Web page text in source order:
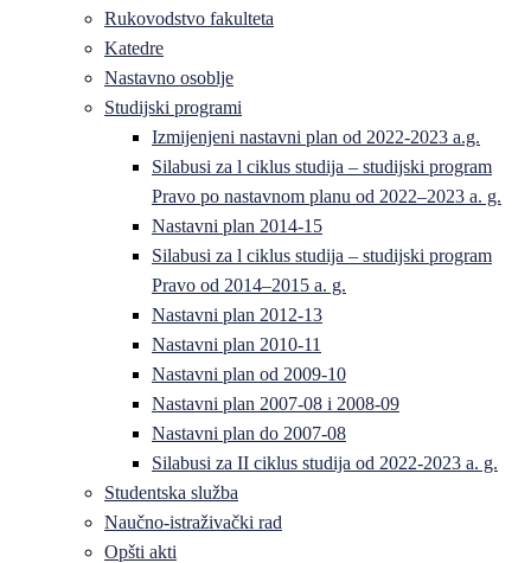
Rukovodstvo fakulteta
Katedre
Nastavno osoblje
Studijski programi
Izmijenjeni nastavni plan od 2022-2023 a.g.
Silabusi za l ciklus studija – studijski program
Pravo po nastavnom planu od 2022–2023 a. g.
Nastavni plan 2014-15
Silabusi za l ciklus studija – studijski program
Pravo od 2014–2015 a. g.
Nastavni plan 2012-13
Nastavni plan 2010-11
Nastavni plan od 2009-10
Nastavni plan 2007-08 i 2008-09
Nastavni plan do 2007-08
Silabusi za II ciklus studija od 2022-2023 a. g.
Studentska služba
Naučno-istraživački rad
Opšti akti